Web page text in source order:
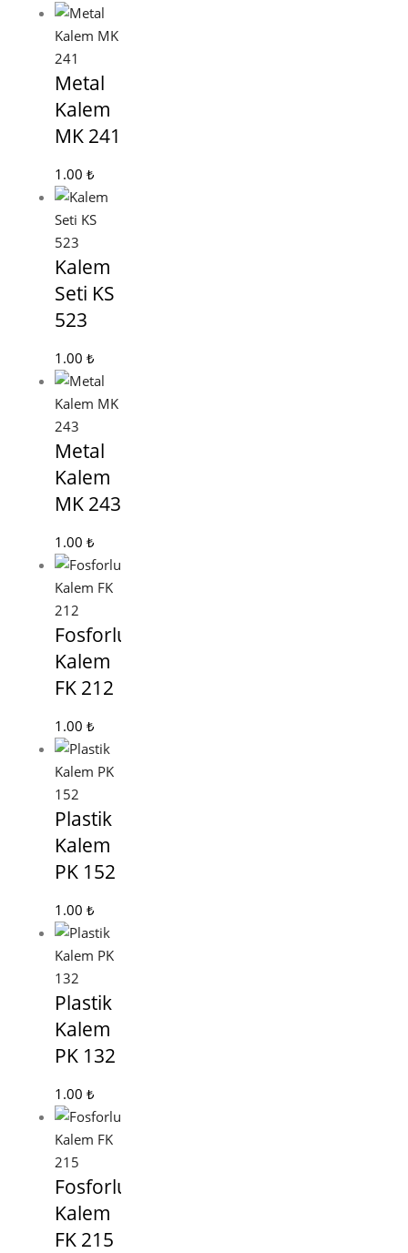
Metal
Kalem
MK 241
1.00 ₺
Kalem
Seti KS
523
1.00 ₺
Metal
Kalem
MK 243
1.00 ₺
Fosforlu
Kalem
FK 212
1.00 ₺
Plastik
Kalem
PK 152
1.00 ₺
Plastik
Kalem
PK 132
1.00 ₺
Fosforlu
Kalem
FK 215